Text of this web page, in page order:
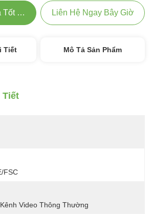
Nhất Liên Hệ Ngay Bây Giờ
Tiết Mô Tả Sản Phẩm
Tiết
FSC
Video Thông Thường